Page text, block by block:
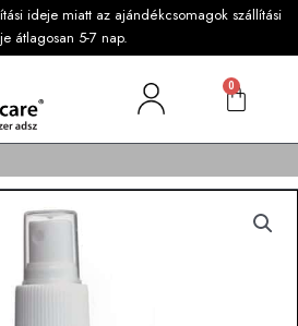
ideje miatt az ajándékcsomagok szállítási
átlagosan 5-7 nap.
0